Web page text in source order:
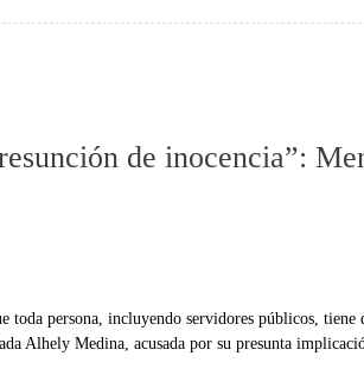
de inocencia”:
toda persona, incluyendo servidores públicos, tiene
Alhely Medina, acusada por su presunta